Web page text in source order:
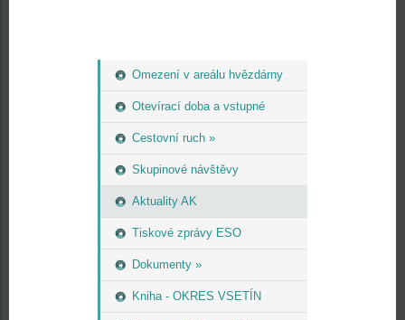
Omezení v areálu hvězdárny
Otevírací doba a vstupné
Cestovní ruch »
Skupinové návštěvy
Aktuality AK
Tiskové zprávy ESO
Dokumenty »
Kniha - OKRES VSETÍN